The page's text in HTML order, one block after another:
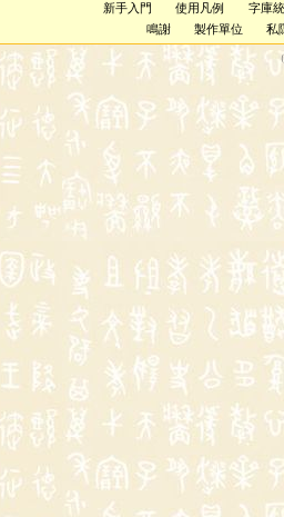
新手入門 使用凡例 字庫
鳴謝
製作單位 私
（